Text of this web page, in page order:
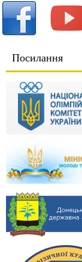
Посилання